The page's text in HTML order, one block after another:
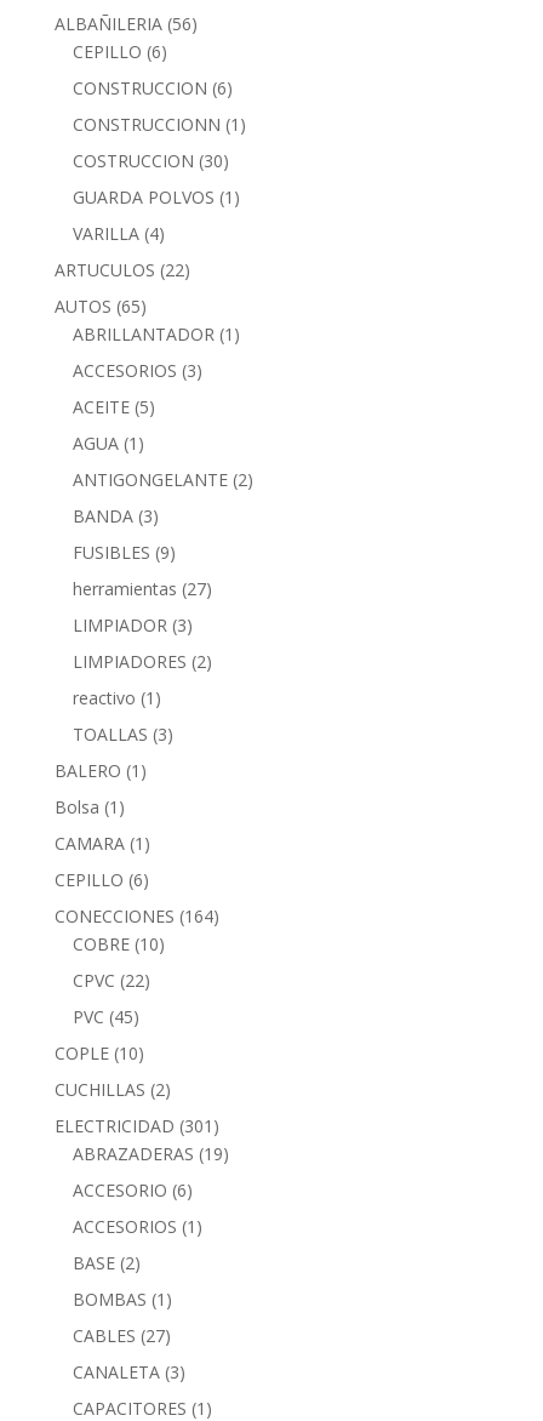
ALBAÑILERIA (56)
CEPILLO (6)
CONSTRUCCION (6)
CONSTRUCCIONN (1)
COSTRUCCION (30)
GUARDA POLVOS (1)
VARILLA (4)
ARTUCULOS (22)
AUTOS (65)
ABRILLANTADOR (1)
ACCESORIOS (3)
ACEITE (5)
AGUA (1)
ANTIGONGELANTE (2)
BANDA (3)
FUSIBLES (9)
herramientas (27)
LIMPIADOR (3)
LIMPIADORES (2)
reactivo (1)
TOALLAS (3)
BALERO (1)
Bolsa (1)
CAMARA (1)
CEPILLO (6)
CONECCIONES (164)
COBRE (10)
CPVC (22)
PVC (45)
COPLE (10)
CUCHILLAS (2)
ELECTRICIDAD (301)
ABRAZADERAS (19)
ACCESORIO (6)
ACCESORIOS (1)
BASE (2)
BOMBAS (1)
CABLES (27)
CANALETA (3)
CAPACITORES (1)